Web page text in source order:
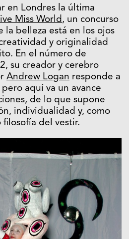
en Londres la última
Miss World, un concurso
la belleza está en los ojos
y originalidad
En el número de
su creador y cerebro
Andrew Logan responde a
aquí va un avance
de lo que supone
individualidad y, como
del vestir.